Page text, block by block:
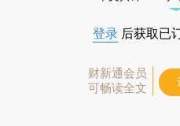
登录 后获取已
财新通会员
可畅读全文